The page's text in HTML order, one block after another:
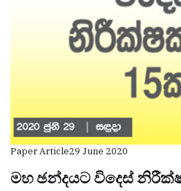
Paper Article29 June 2020
මහ ඡන්දයට විදෙස්